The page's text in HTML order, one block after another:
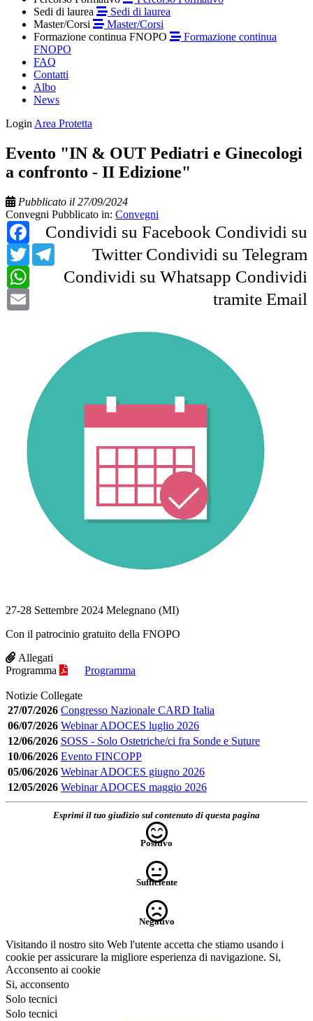
Sedi di laurea
Sedi di laurea
Master/Corsi
Master/Corsi
Formazione continua FNOPO
Formazione continua
FNOPO
FAQ
Contatti
Albo
News
Login Area Protetta
Evento "IN & OUT Pediatri e Ginecologi
a confronto - II Edizione"
Pubblicato il 27/09/2024
Convegni Pubblicato in: Convegni
Condividi su Facebook
Facebook
Condividi su
Twitter
Twitter Condividi su Telegram
Telegram
Condividi su Whatsapp
WhatsApp
Condividi
tramite Email
27-28 Settembre 2024 Melegnano (MI)
Con il patrocinio gratuito della FNOPO
Allegati
Programma
Programma
Notizie Collegate
27/07/2026 Congresso Nazionale CARD Italia
06/07/2026 Webinar ADOCES luglio 2026
12/06/2026 SOSS - Solo Ostetriche/ci fra Sonde e Suture
10/06/2026 Evento FINCOPP
05/06/2026 Webinar ADOCES giugno 2026
12/05/2026 Webinar ADOCES maggio 2026
Esprimi il tuo giudizio sul contenuto di questa pagina
Positivo
Sufficiente
Negativo
Visitando il nostro sito Web l'utente accetta che stiamo usando i
cookie per assicurare la migliore esperienza di navigazione. Si,
Acconsento ai cookie
Si, acconsento
Solo tecnici
Solo tecnici